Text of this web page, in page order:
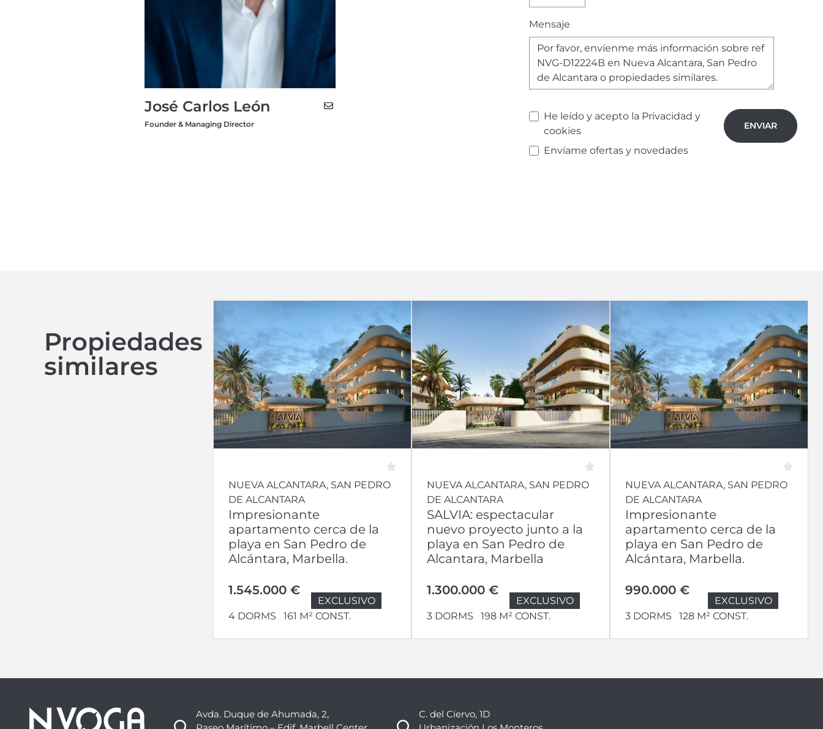
José Carlos León
Founder & Managing Director
Mensaje
He leído y acepto la Privacidad y
cookies
Envíame ofertas y novedades
ENVIAR
Propiedades
similares
EXCLUSIVO
NUEVA ALCANTARA, SAN PEDRO
DE ALCANTARA
Impresionante
apartamento cerca de la
playa en San Pedro de
Alcántara, Marbella.
1.545.000 €
4 DORMS 161 M² CONST.
EXCLUSIVO
NUEVA ALCANTARA, SAN PEDRO
DE ALCANTARA
SALVIA: espectacular
nuevo proyecto junto a la
playa en San Pedro de
Alcantara, Marbella
1.300.000 €
3 DORMS 198 M² CONST.
EXCLUSIVO
NUEVA ALCANTARA, SAN PEDRO
DE ALCANTARA
Impresionante
apartamento cerca de la
playa en San Pedro de
Alcántara, Marbella.
990.000 €
3 DORMS 128 M² CONST.
Avda. Duque de Ahumada, 2,
C. del Ciervo, 1D